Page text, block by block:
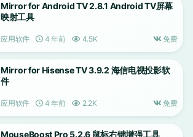
Mirror for Android TV 2.8.1 Android TV屏幕
映射工具
应用软件 4 年前 4.5K 免费
Mirror for Hisense TV 3.9.2 海信电视投影软
件
应用软件 4 年前 2.2K 免费
MouseBoost Pro 5.2.6 鼠标右键增强工具